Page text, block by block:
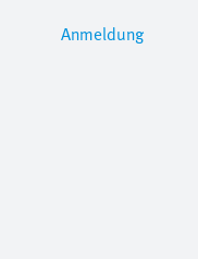
Anmeldung